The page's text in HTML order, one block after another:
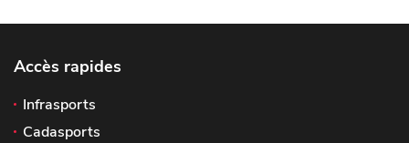
Accès rapides
Infrasports
Cadasports